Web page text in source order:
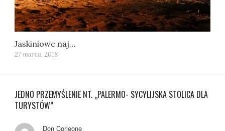
Jaskiniowe naj…
27 marca, 2018
JEDNO PRZEMYŚLENIE NT. „PALERMO- SYCYLIJSKA STOLICA DLA
TURYSTÓW”
Don Corleone